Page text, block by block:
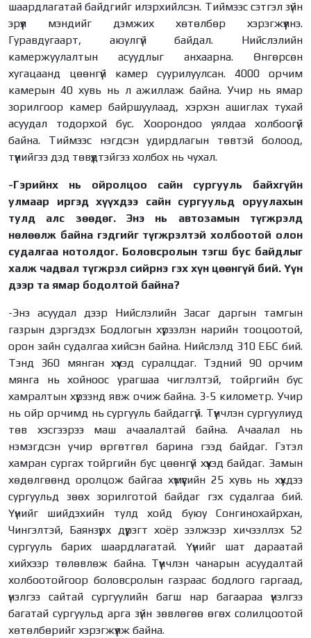
шаардлагатай байдгийг илэрхийлсэн. Тиймээс сэтгэл зүйн
эрүүл мэндийг дэмжих хөтөлбөр хэрэгжүүлнэ.
Гуравдугаарт, аюулгүй байдал. Нийслэлийн
камержуулалтын асуудлыг анхаарна. Өнгөрсөн
хугацаанд цөөнгүй камер суурилуулсан. 4000 орчим
камерын 40 хувь нь л ажиллаж байна. Учир нь ямар
зорилгоор камер байршуулаад, хэрхэн ашиглах тухай
асуудал тодорхой бус. Хоорондоо уялдаа холбоогүй
байна. Тиймээс нэгдсэн удирдлагын төвтэй болоод,
түүнийгээ дэд төвүүдтэйгээ холбох нь чухал.
-Гэрийнх нь ойролцоо сайн сургууль байхгүйн
улмаар иргэд хүүхдээ сайн сургуульд оруулахын
тулд алс зөөдөг. Энэ нь автозамын түгжрэлд
нөлөөлж байна гэдгийг түгжрэлтэй холбоотой олон
судалгаа нотолдог. Боловсролын тэгш бус байдлыг
халж чадвал түгжрэл сийрнэ гэх хүн цөөнгүй бий. Үүн
дээр та ямар бодолтой байна?
-Энэ асуудал дээр Нийслэлийн Засаг даргын тамгын
газрын дэргэдэх Бодлогын хүрээлэн нарийн тооцоотой,
орон зайн судалгаа хийсэн байна. Нийслэлд 310 ЕБС бий.
Тэнд 360 мянган хүүхэд суралцдаг. Тэдний 90 орчим
мянга нь хойноос урагшаа чиглэлтэй, тойргийн бус
хамралтын хүрээнд явж очиж байна. 3-5 километр. Учир
нь ойр орчимд нь сургууль байдаггүй. Түүнчлэн сургуулиуд
төв хэсгээрээ маш ачаалалтай байна. Ачаалал нь
нэмэгдсэн учир өргөтгөл барина гээд байдаг. Гэтэл
хамран сургах тойргийн бус цөөнгүй хүүхэд байдаг. Замын
хөдөлгөөнд оролцож байгаа хүмүүсийн 25 хувь нь хүүхдээ
сургуульд зөөх зорилготой байдаг гэх судалгаа бий.
Үүнийг шийдэхийн тулд хойд буюу Сонгинохайрхан,
Чингэлтэй, Баянзүрх дүүрэгт хоёр ээлжээр хичээллэх 52
сургууль барих шаардлагатай. Үүнийг шат дараатай
хийхээр төлөвлөж байна. Түүнчлэн чанарын асуудалтай
холбоотойгоор боловсролын газраас бодлого гаргаад,
үнэлгээ сайтай сургуулийн багш нар багаараа үнэлгээ
багатай сургуульд арга зүйн зөвлөгөө өгөх солилцоотой
хөтөлбөрийг хэрэгжүүлж байна.